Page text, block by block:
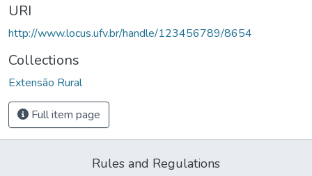
URI
http://www.locus.ufv.br/handle/123456789/8654
Collections
Extensão Rural
Full item page
Rules and Regulations